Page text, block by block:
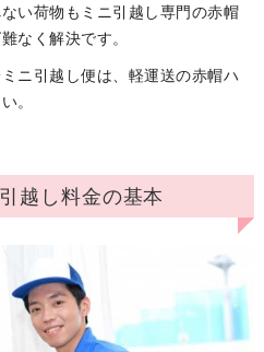
い荷物もミニ引越し専門の赤帽
なく解決です。
ニ引越し便は、軽運送の赤帽ハ
。
越し料金の基本